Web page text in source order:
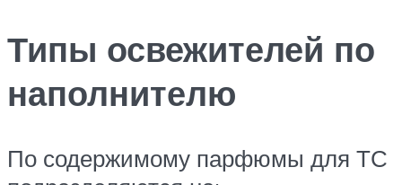
Типы освежителей по
наполнителю
По содержимому парфюмы для ТС